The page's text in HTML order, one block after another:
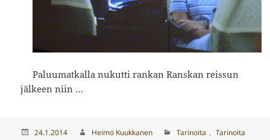
Paluumatkalla nukutti rankan Ranskan reissun
jälkeen niin …
Julkaistu
24.1.2014 Kirjoittaja
Heimo Kuukkanen Kategoriat
Tarinoita , Tarinoita